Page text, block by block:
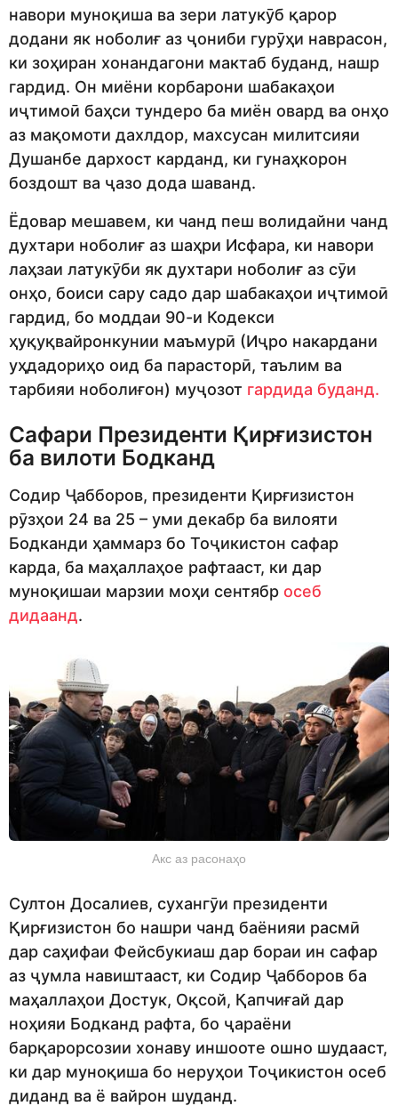
навори муноқиша ва зери латукӯб қарор
додани як ноболиғ аз ҷониби гурӯҳи наврасон,
ки зоҳиран хонандагони мактаб буданд, нашр
гардид. Он миёни корбарони шабакаҳои
иҷтимоӣ баҳси тундеро ба миён овард ва онҳо
аз мақомоти дахлдор, махсусан милитсияи
Душанбе дархост карданд, ки гунаҳкорон
боздошт ва ҷазо дода шаванд.
Ёдовар мешавем, ки чанд пеш волидайни чанд
духтари ноболиғ аз шаҳри Исфара, ки навори
лаҳзаи латукӯби як духтари ноболиғ аз сӯи
онҳо, боиси сару садо дар шабакаҳои иҷтимоӣ
гардид, бо моддаи 90-и Кодекси
ҳуқуқвайронкунии маъмурӣ (Иҷро накардани
уҳдадориҳо оид ба парасторӣ, таълим ва
тарбияи ноболиғон) муҷозот гардида буданд.
Сафари Президенти Қирғизистон
ба вилоти Бодканд
Содир Ҷабборов, президенти Қирғизистон
рӯзҳои 24 ва 25 – уми декабр ба вилояти
Бодканди ҳаммарз бо Тоҷикистон сафар
карда, ба маҳаллаҳое рафтааст, ки дар
муноқишаи марзии моҳи сентябр осеб
дидаанд.
Акс аз расонаҳо
Султон Досалиев, сухангӯи президенти
Қирғизистон бо нашри чанд баёнияи расмӣ
дар саҳифаи Фейсбукиаш дар бораи ин сафар
аз ҷумла навиштааст, ки Содир Ҷабборов ба
маҳаллаҳои Достук, Оқсой, Қапчиғай дар
ноҳияи Бодканд рафта, бо ҷараёни
барқарорсозии хонаву иншооте ошно шудааст,
ки дар муноқиша бо неруҳои Тоҷикистон осеб
диданд ва ё вайрон шуданд.